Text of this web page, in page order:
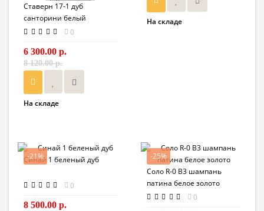
Ставерн 17-1 дуб
санторини белый
0
6 300.00 р.
8 120.00 р.
На складе
На складе
-21%
Синай 1 беленый дуб
0
8 500.00 р.
-25%
Соло R-0 В3 шампань
патина белое золото
0